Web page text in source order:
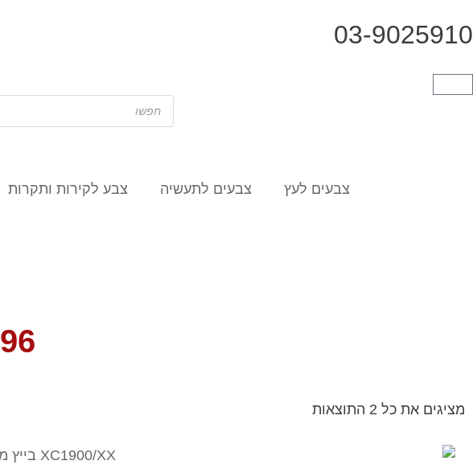
03-9025910
צבעים לעץ צבעים לתעשיה צבע לקירות ותקרות
96 סיסם
מציגים את כל ⁦2⁩ התוצאות